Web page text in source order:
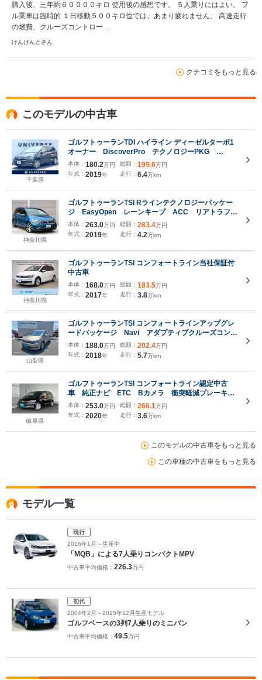
購入後、三年約６００００キロ 使用後の感想です。 ５人乗りにはよい。 フ
ル乗車は臨時的 １日移動５００キロ位では、あまり疲れません。 高速走行
の燃費、クルーズコントロー…
けんけんとさん
クチコミをもっと見る
このモデルの中古車
千葉県
ゴルフトゥーランTDI ハイライン ディーゼルターボ1
オーナー DiscoverPro テクノロジーPKG
AppleCarPlay 純正ナビTV 全席シートヒーター
パワーシート パワーバックドア LEDヘッド 純正
17インチAW ETC 禁煙車
本体： 180.2万円
年式： 2019年
総額： 199.6万円
走行： 6.4万km
神奈川県
ゴルフトゥーランTSI Rラインテクノロジーパッケー
ジ EasyOpen レーンキープ ACC リアトラフィ
ックアラート 18インチAW シートヒーター レー
ンチェンジアシスト 9.2インチナビTV Bカメラ
Appコネクト 禁煙車
本体： 263.0万円
年式： 2019年
総額： 283.4万円
走行： 4.2万km
神奈川県
ゴルフトゥーランTSI コンフォートライン当社保証付
中古車
本体： 168.0万円
年式： 2017年
総額： 183.5万円
走行： 3.8万km
山梨県
ゴルフトゥーランTSI コンフォートラインアップグレ
ードパッケージ Navi アダプティブクルーズコント
ロール レーンキープアシストシステムシステム 渋
滞時追従支援システム レーンチェンジアシストシス
本体： 188.0万円
年式： 2018年
総額： 202.4万円
走行： 5.7万km
岐阜県
ゴルフトゥーランTSI コンフォートライン認定中古
車 純正ナビ ETC Bカメラ 衝突軽減ブレーキ
アダクティブクルーズ ブラインドスポットモニタ
ー リアトラフィックアラート 3列シート APP-
本体： 253.0万円
年式： 2020年
総額： 266.1万円
走行： 3.6万km
このモデルの中古車をもっと見る
この車種の中古車をもっと見る
モデル一覧
現行
2016年1月～生産中
「MQB」による7人乗りコンパクトMPV
中古車平均価格： 226.3万円
初代
2004年2月～2015年12月生産モデル
ゴルフベースの3列7人乗りのミニバン
中古車平均価格： 49.5万円